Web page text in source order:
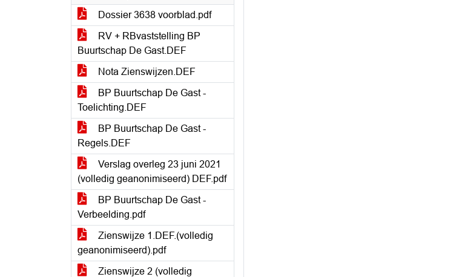
Dossier 3638 voorblad.pdf
RV + RBvaststelling BP
Buurtschap De Gast.DEF
Nota Zienswijzen.DEF
BP Buurtschap De Gast -
Toelichting.DEF
BP Buurtschap De Gast -
Regels.DEF
Verslag overleg 23 juni 2021
(volledig geanonimiseerd) DEF.pdf
BP Buurtschap De Gast -
Verbeelding.pdf
Zienswijze 1.DEF.(volledig
geanonimiseerd).pdf
Zienswijze 2 (volledig